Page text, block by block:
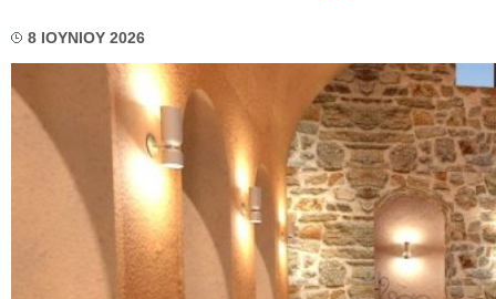
8 ΙΟΥΝΙΟΥ 2026